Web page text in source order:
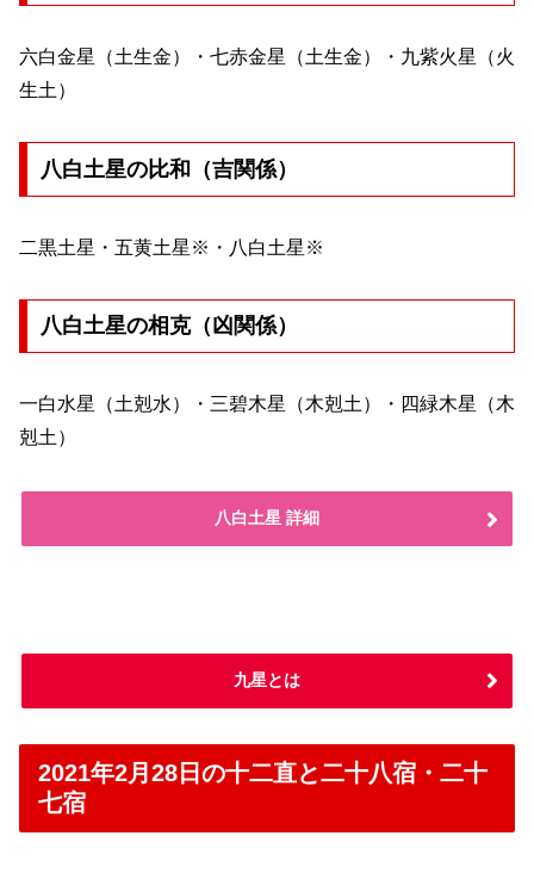
六白金星（土生金）・七赤金星（土生金）・九紫火星（火
生土）
八白土星の比和（吉関係）
二黒土星・五黄土星※・八白土星※
八白土星の相克（凶関係）
一白水星（土剋水）・三碧木星（木剋土）・四緑木星（木
剋土）
八白土星 詳細
九星とは
2021年2月28日の十二直と二十八宿・二十
七宿